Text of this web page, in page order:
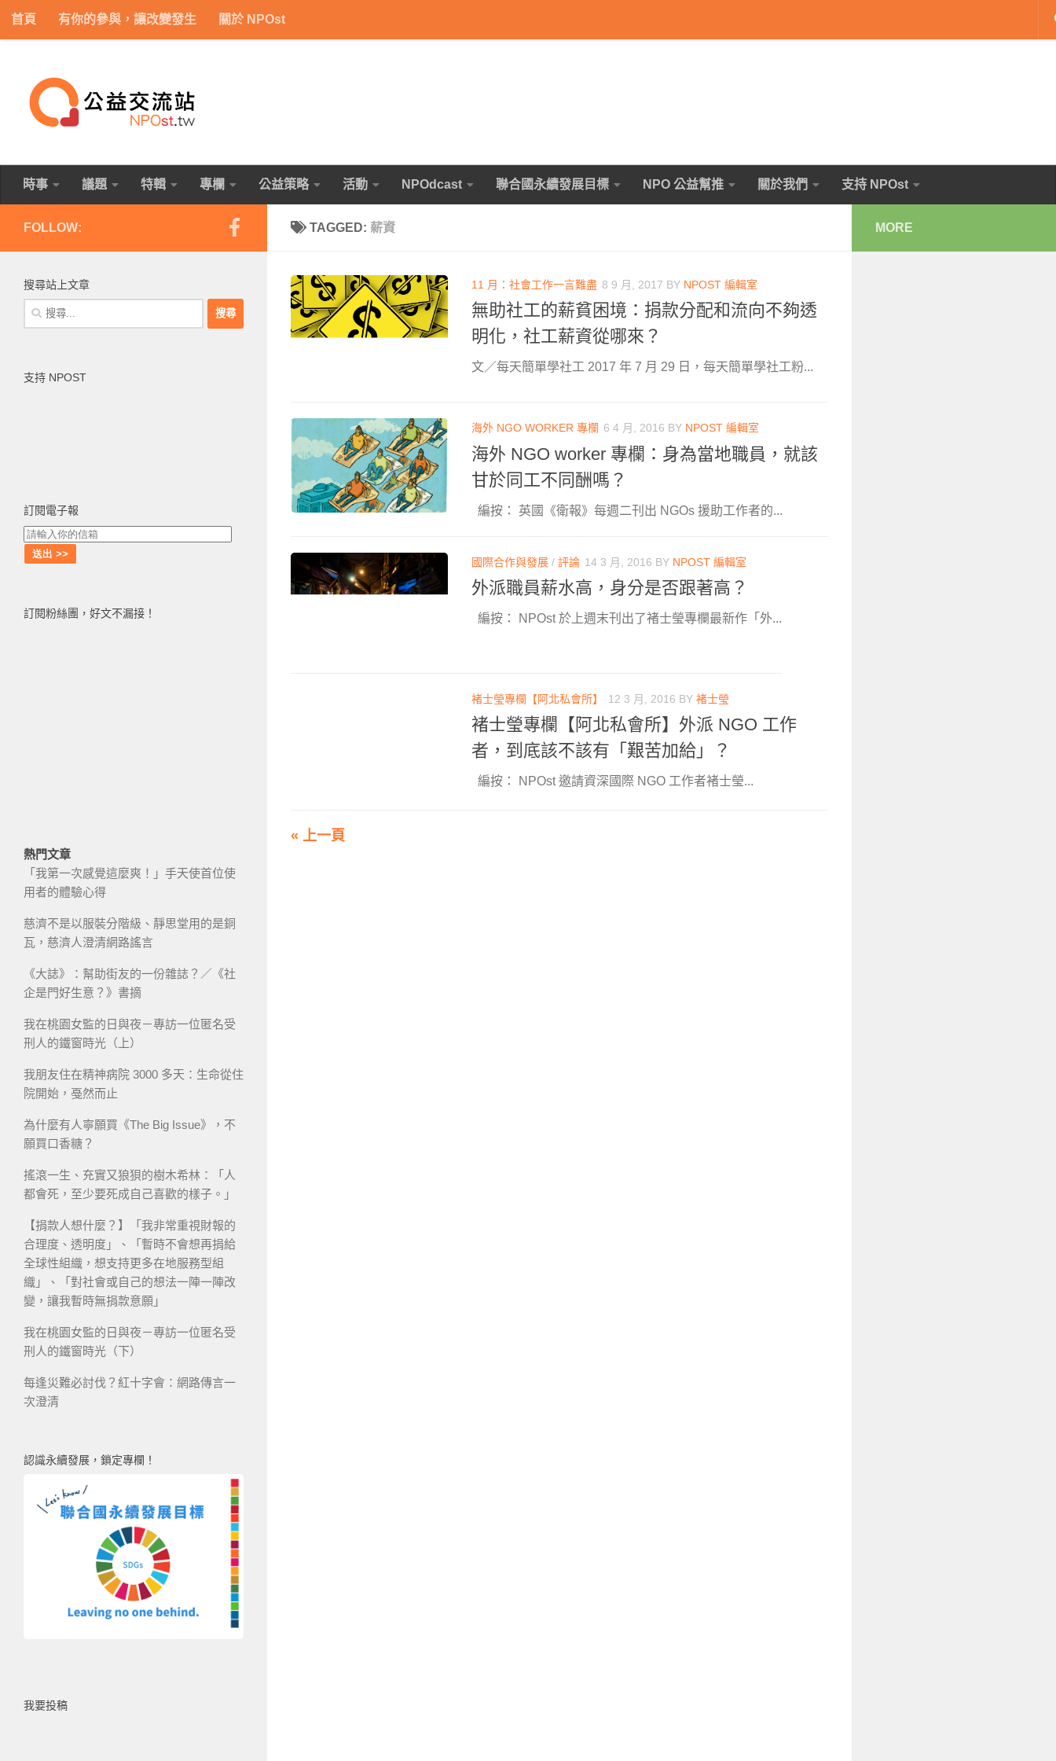
Skip to content
首頁 有你的參與，讓改變發生 關於 NPOst
時事 議題 特輯 專欄 公益策略 活動 NPOdcast 聯合國永續發展目標 NPO 公益幫推 關於我們 支持 NPOst
TAGGED: 薪資
11 月：社會工作一言難盡 8 9 月, 2017 BY NPOST 編輯室
無助社工的薪貧困境：捐款分配和流向不夠透
明化，社工薪資從哪來？
文／每天簡單學社工 2017 年 7 月 29 日，每天簡單學社工粉...
海外 NGO WORKER 專欄 6 4 月, 2016 BY NPOST 編輯室
海外 NGO worker 專欄：身為當地職員，就該
甘於同工不同酬嗎？
編按： 英國《衛報》每週二刊出 NGOs 援助工作者的...
國際合作與發展 / 評論 14 3 月, 2016 BY NPOST 編輯室
外派職員薪水高，身分是否跟著高？
編按： NPOst 於上週末刊出了褚士瑩專欄最新作「外...
褚士瑩專欄【阿北私會所】 12 3 月, 2016 BY 褚士瑩
褚士瑩專欄【阿北私會所】外派 NGO 工作
者，到底該不該有「艱苦加給」？
編按： NPOst 邀請資深國際 NGO 工作者褚士瑩...
« 上一頁
FOLLOW:
搜尋站上文章
搜
尋
字:
支持 NPOST
訂閱電子報
訂閱粉絲團，好文不漏接！
熱門文章
「我第一次感覺這麼爽！」手天使首位使
用者的體驗心得
慈濟不是以服裝分階級、靜思堂用的是銅
瓦，慈濟人澄清網路謠言
《大誌》：幫助街友的一份雜誌？／《社
企是門好生意？》書摘
我在桃園女監的日與夜－專訪一位匿名受
刑人的鐵窗時光（上）
我朋友住在精神病院 3000 多天：生命從住
院開始，戞然而止
為什麼有人寧願買《The Big Issue》，不
願買口香糖？
搖滾一生、充實又狼狽的樹木希林：「人
都會死，至少要死成自己喜歡的樣子。」
【捐款人想什麼？】「我非常重視財報的
合理度、透明度」、「暫時不會想再捐給
全球性組織，想支持更多在地服務型組
織」、「對社會或自己的想法一陣一陣改
變，讓我暫時無捐款意願」
我在桃園女監的日與夜－專訪一位匿名受
刑人的鐵窗時光（下）
每逢災難必討伐？紅十字會：網路傳言一
次澄清
認識永續發展，鎖定專欄！
我要投稿
MORE